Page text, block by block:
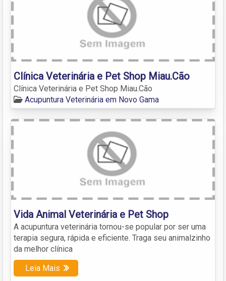
Clínica Veterinária e Pet Shop Miau.Cão
Clínica Veterinária e Pet Shop Miau.Cão
Acupuntura Veterinária em Novo Gama
Vida Animal Veterinária e Pet Shop
A acupuntura veterinária tornou-se popular por ser uma
terapia segura, rápida e eficiente. Traga seu animalzinho
da melhor clínica
Leia Mais